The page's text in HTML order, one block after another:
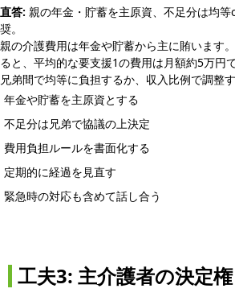
直答: 親の年金・貯蓄を主原資、不足分は均
奨。
親の介護費用は年金や貯蓄から主に賄います
ると、平均的な要支援1の費用は月額約5万円
兄弟間で均等に負担するか、収入比例で調整
年金や貯蓄を主原資とする
不足分は兄弟で協議の上決定
費用負担ルールを書面化する
定期的に経過を見直す
緊急時の対応も含めて話し合う
工夫3: 主介護者の決定権